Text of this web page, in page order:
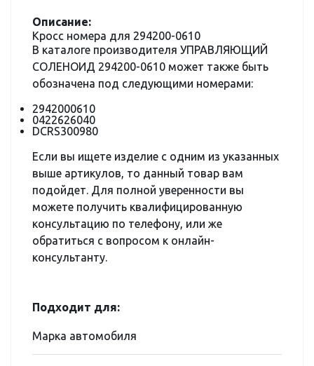
Описание:
Кросс номера для 294200-0610
В каталоге производителя УПРАВЛЯЮЩИЙ
СОЛЕНОИД 294200-0610 может также быть
обозначена под следующими номерами:
2942000610
0422626040
DCRS300980
Если вы ищете изделие с одним из указанных
выше артикулов, то данный товар вам
подойдет. Для полной уверенности вы
можете получить квалифицированную
консультацию по телефону, или же
обратиться с вопросом к онлайн-
консультанту.
Подходит для:
Марка автомобиля